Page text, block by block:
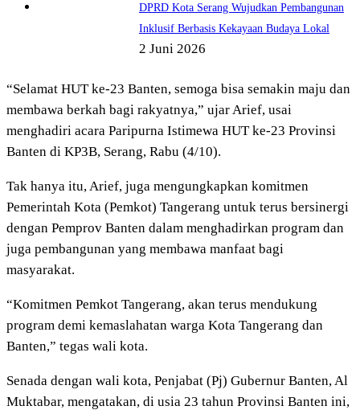
DPRD Kota Serang Wujudkan Pembangunan
Inklusif Berbasis Kekayaan Budaya Lokal
2 Juni 2026
“Selamat HUT ke-23 Banten, semoga bisa semakin maju dan
membawa berkah bagi rakyatnya,” ujar Arief, usai
menghadiri acara Paripurna Istimewa HUT ke-23 Provinsi
Banten di KP3B, Serang, Rabu (4/10).
Tak hanya itu, Arief, juga mengungkapkan komitmen
Pemerintah Kota (Pemkot) Tangerang untuk terus bersinergi
dengan Pemprov Banten dalam menghadirkan program dan
juga pembangunan yang membawa manfaat bagi
masyarakat.
“Komitmen Pemkot Tangerang, akan terus mendukung
program demi kemaslahatan warga Kota Tangerang dan
Banten,” tegas wali kota.
Senada dengan wali kota, Penjabat (Pj) Gubernur Banten, Al
Muktabar, mengatakan, di usia 23 tahun Provinsi Banten ini,